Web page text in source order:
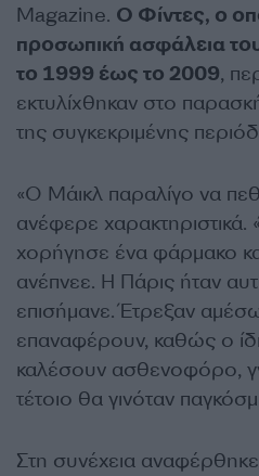
Magazine. Ο Φίντες, ο
προσωπική ασφάλεια
το 1999 έως το 2009,
εκτυλίχθηκαν στο
της συγκεκριμένης
«Ο Μάικλ παραλίγο να
ανέφερε χαρακτηριστικά.
χορήγησε ένα φάρμακο
ανέπνεε. Η Πάρις ήταν
επισήμανε. Έτρεξαν
επαναφέρουν, καθώς ο
καλέσουν ασθενοφόρο,
τέτοιο θα γινόταν
Στη συνέχεια